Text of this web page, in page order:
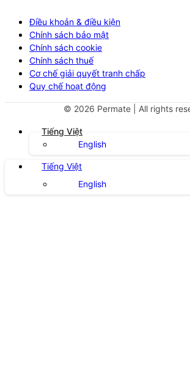
Điều khoản & điều kiện
Chính sách bảo mật
Chính sách cookie
Chính sách thuế
Cơ chế giải quyết tranh chấp
Quy chế hoạt động
© 2026 Permate | All rights
Tiếng Việt
English
Tiếng Việt
English